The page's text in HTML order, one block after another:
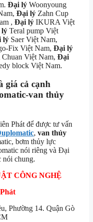
Đại lý Woonyoung
Đại lý Zahn Cup
, Đại lý IKURA Việt
Teral pump Việt
lý Saer Việt Nam,
Fix Việt Nam, Đại lý
Chuan Việt Nam, Đại
block Việt Nam.
giá cả cạnh
van thủy
Phát để được tư vấn
, van thủy
bơm thủy lực
nói riêng và Đại
nói chung.
CÔNG NGHỆ
Phường 14. Quận Gò